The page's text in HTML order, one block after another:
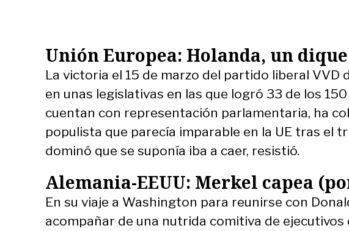
Unión Europea: Holanda, un
La victoria el 15 de marzo del partido liberal
en unas legislativas en las que logró 33 de los
cuentan con representación parlamentaria, ha
populista que parecía imparable en la UE tras el
dominó que se suponía iba a caer, resistió.
Alemania-EEUU: Merkel capea
En su viaje a Washington para reunirse con
acompañar de una nutrida comitiva de ejecutivos